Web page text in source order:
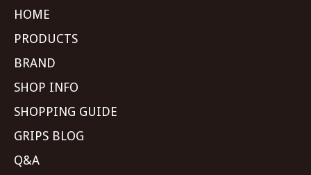
HOME
PRODUCTS
BRAND
SHOP INFO
SHOPPING GUIDE
GRIPS BLOG
Q&A